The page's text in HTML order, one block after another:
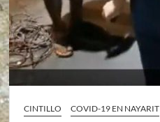
CINTILLO COVID-19 EN NAYARIT